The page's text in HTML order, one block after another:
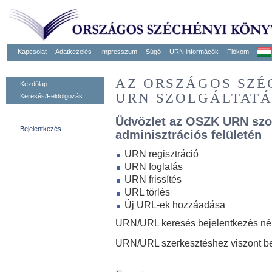
Kapcsolat Adatkezelés Impresszum Súgó URN informácók Fiókom
Kezdőlap
Keresés/Feldolgozás
Bejelentkezés
AZ ORSZÁGOS
URN
Üdvözlet az OSZK URN
adminisztrációs felületén
URN regisztráció
URN foglalás
URN frissítés
URL törlés
Új URL-ek hozzáadása
URN/URL keresés bejelentkezés
URN/URL szerkesztéshez viszont